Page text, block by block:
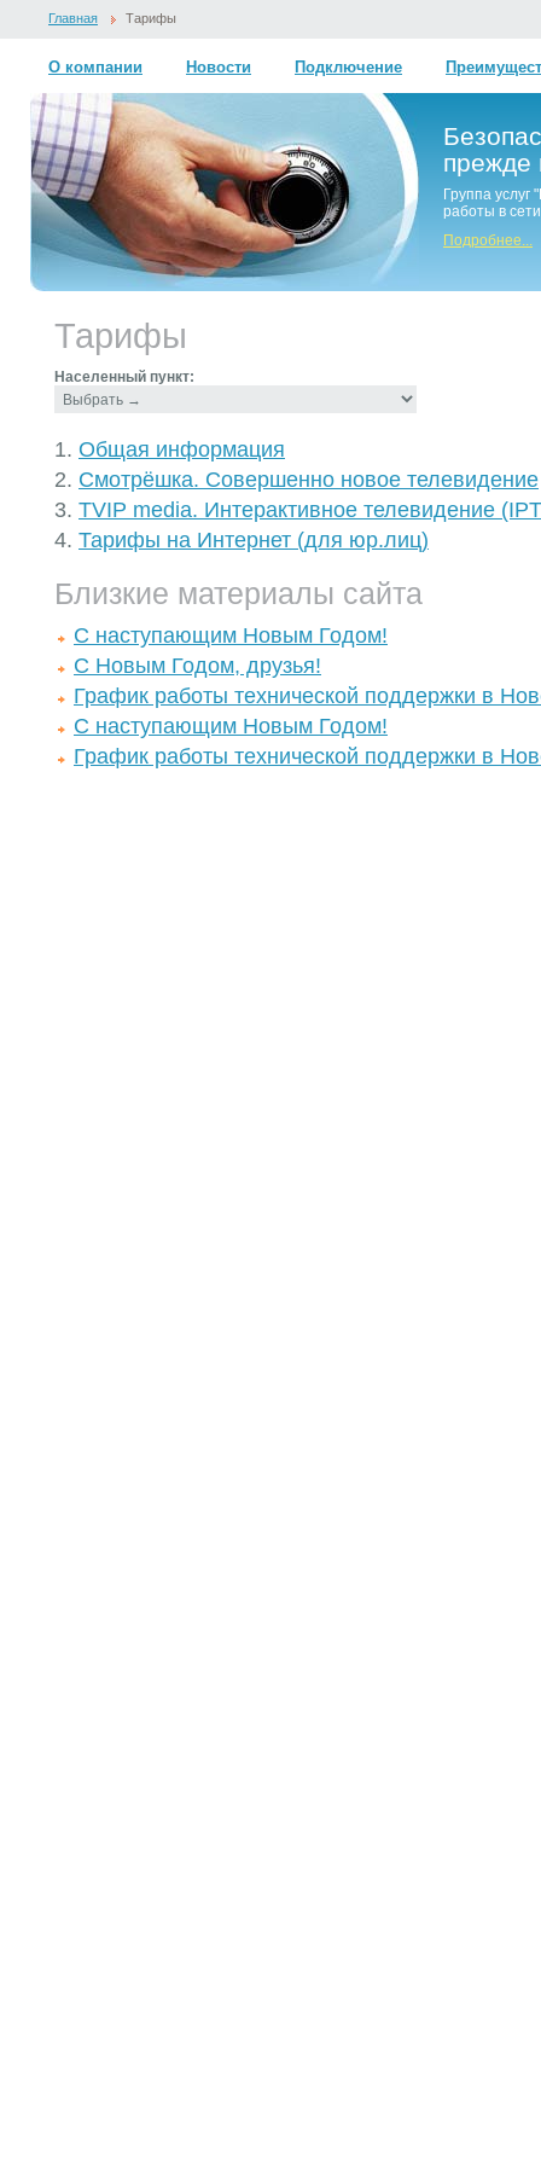
Главная Тарифы
О компании Новости Подключение
прежде
Группа
работы в сети
Подробнее...
Тарифы
Населенный пункт:
Общая информация
Смотрёшка. Совершенно новое телевидение
TVIP media. Интерактивное телевидение
Тарифы на Интернет (для юр.лиц)
Близкие материалы сайта
С наступающим Новым Годом!
С Новым Годом, друзья!
График работы технической поддержки в
С наступающим Новым Годом!
График работы технической поддержки в